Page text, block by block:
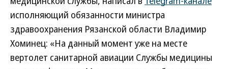
исполняющий обязанности министра
здравоохранения Рязанской области Владимир
Хоминец: «На данный момент уже на месте
вертолет санитарной авиации Службы медицины